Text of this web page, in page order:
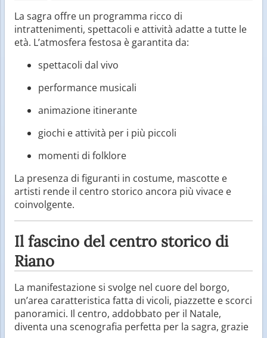
La sagra offre un programma ricco di
intrattenimenti, spettacoli e attività adatte a tutte le
età. L’atmosfera festosa è garantita da:
spettacoli dal vivo
performance musicali
animazione itinerante
giochi e attività per i più piccoli
momenti di folklore
La presenza di figuranti in costume, mascotte e
artisti rende il centro storico ancora più vivace e
coinvolgente.
Il fascino del centro storico di
Riano
La manifestazione si svolge nel cuore del borgo,
un’area caratteristica fatta di vicoli, piazzette e scorci
panoramici. Il centro, addobbato per il Natale,
diventa una scenografia perfetta per la sagra, grazie